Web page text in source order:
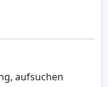
aufsuchen